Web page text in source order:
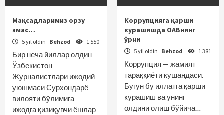
Мақсадларимиз орзу
эмас…
5 yil oldin Behzod 1 550
Бир неча йиллар олдин
Ўзбекистон
Журналистлари ижодий
уюшмаси Сурхондарё
вилояти бўлимига
ижодга қизиқувчи ёшлар
Коррупцияга қарши
курашишда ОАВнинг
ўрни
5 yil oldin Behzod 1 381
Коррупция — жамият
тараққиёти кушандаси.
Бугун бу иллатга қарши
курашиш ва унинг
олдини олиш бўйича…